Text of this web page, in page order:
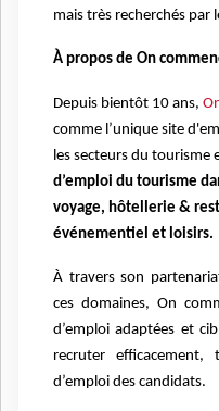
mais très recherchés par
À propos de On
Depuis bientôt 10 ans,
comme l’unique site
les secteurs du tourisme
d’emploi du tourisme
voyage, hôtellerie &
événementiel et loisirs.
À travers son
ces domaines, On
d’emploi adaptées et
recruter
d’emploi des candidats.